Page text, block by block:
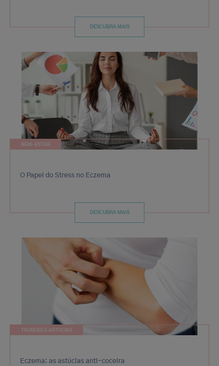
DESCUBRA MAIS
BEM-ESTAR
O Papel do Stress no Eczema
DESCUBRA MAIS
TRUQUES E ASTÚCIAS
Eczema: as astúcias anti-coceira